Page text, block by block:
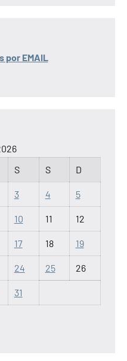
por EMAIL
S S D
3 4 5
10 11 12
17 18 19
24 25 26
31